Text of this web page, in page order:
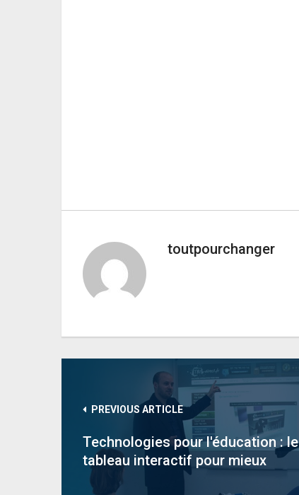
toutpourchanger
PREVIOUS ARTICLE
Technologies pour l'éducation : le
tableau interactif pour mieux
apprendre